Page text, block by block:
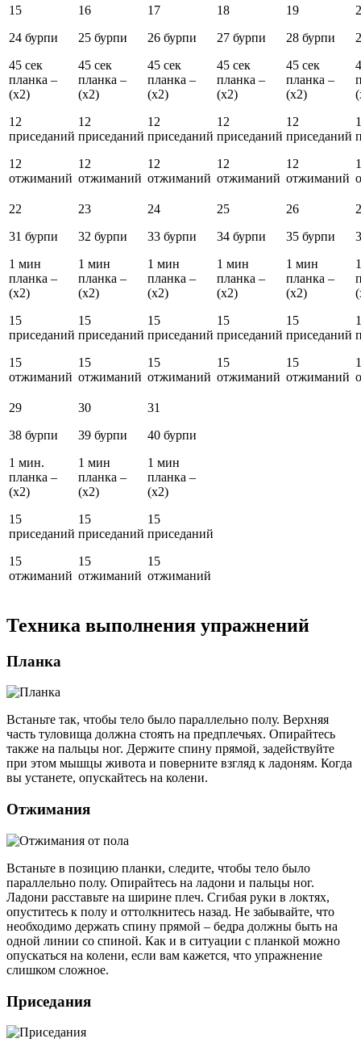
15
24 бурпи
45 сек
планка –
(x2)
12
приседаний
12
отжиманий
16
25 бурпи
45 сек
планка –
(x2)
12
приседаний
12
отжиманий
17
26 бурпи
45 сек
планка –
(x2)
12
приседаний
12
отжиманий
18
27 бурпи
45 сек
планка –
(x2)
12
приседаний
12
отжиманий
19
28 бурпи
45 сек
планка –
(x2)
12
приседаний
12
отжиманий
22
31 бурпи
1 мин
планка –
(x2)
15
приседаний
15
отжиманий
23
32 бурпи
1 мин
планка –
(x2)
15
приседаний
15
отжиманий
24
33 бурпи
1 мин
планка –
(x2)
15
приседаний
15
отжиманий
25
34 бурпи
1 мин
планка –
(x2)
15
приседаний
15
отжиманий
26
35 бурпи
1 мин
планка –
(x2)
15
приседаний
15
отжиманий
29
38 бурпи
1 мин.
планка –
(x2)
15
приседаний
15
отжиманий
30
39 бурпи
1 мин
планка –
(x2)
15
приседаний
15
отжиманий
31
40 бурпи
1 мин
планка –
(x2)
15
приседаний
15
отжиманий
Техника выполнения упражнений
Планка
Встаньте так, чтобы тело было параллельно полу. Верхняя
часть туловища должна стоять на предплечьях. Опирайтесь
также на пальцы ног. Держите спину прямой, задействуйте
при этом мышцы живота и поверните взгляд к ладоням. Когда
вы устанете, опускайтесь на колени.
Отжимания
Встаньте в позицию планки, следите, чтобы тело было
параллельно полу. Опирайтесь на ладони и пальцы ног.
Ладони расставьте на ширине плеч. Сгибая руки в локтях,
опуститесь к полу и оттолкнитесь назад. Не забывайте, что
необходимо держать спину прямой – бедра должны быть на
одной линии со спиной. Как и в ситуации с планкой можно
опускаться на колени, если вам кажется, что упражнение
слишком сложное.
Приседания